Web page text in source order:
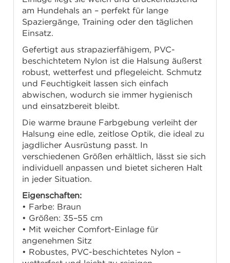
am Hundehals an – perfekt für lange
Spaziergänge, Training oder den täglichen
Einsatz.
Gefertigt aus strapazierfähigem, PVC-
beschichtetem Nylon ist die Halsung äußerst
robust, wetterfest und pflegeleicht. Schmutz
und Feuchtigkeit lassen sich einfach
abwischen, wodurch sie immer hygienisch
und einsatzbereit bleibt.
Die warme braune Farbgebung verleiht der
Halsung eine edle, zeitlose Optik, die ideal zu
jagdlicher Ausrüstung passt. In
verschiedenen Größen erhältlich, lässt sie sich
individuell anpassen und bietet sicheren Halt
in jeder Situation.
Eigenschaften:
• Farbe: Braun
• Größen: 35–55 cm
• Mit weicher Comfort-Einlage für
angenehmen Sitz
• Robustes, PVC-beschichtetes Nylon –